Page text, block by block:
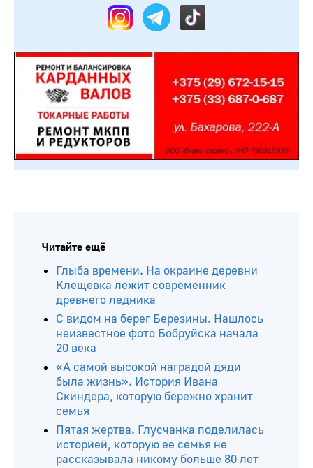
Читайте ещё
Глыба времени. На окраине деревни
Клещевка лежит современник
древнего ледника
С видом на берег Березины. Нашлось
неизвестное фото Бобруйска начала
20 века
«А самой высокой наградой дяди
была жизнь». История Ивана
Скиндера, которую бережно хранит
семья
Пятая жертва. Глусчанка поделилась
историей, которую ее семья не
рассказывала никому больше 80 лет